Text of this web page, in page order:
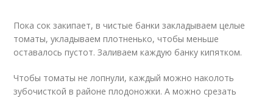
Пока сок закипает, в чистые банки закладываем целые
томаты, укладываем плотненько, чтобы меньше
оставалось пустот. Заливаем каждую банку кипятком.
Чтобы томаты не лопнули, каждый можно наколоть
зубочисткой в районе плодоножки. А можно срезать